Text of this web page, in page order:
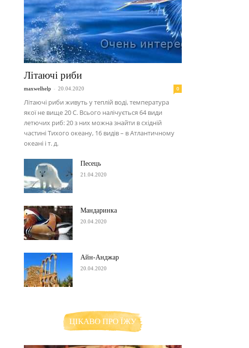
Літаючі риби
maxwelhelp - 20.04.2020 0
Літаючі риби живуть у теплій воді, температура
якої не вище 20 С. Всього налічується 64 види
летючих риб: 20 з них можна знайти в східній
частині Тихого океану, 16 видів – в Атлантичному
океані і т. д.
Песець
21.04.2020
Мандаринка
20.04.2020
Айн-Анджар
20.04.2020
ЦІКАВО ПРО ЇЖУ